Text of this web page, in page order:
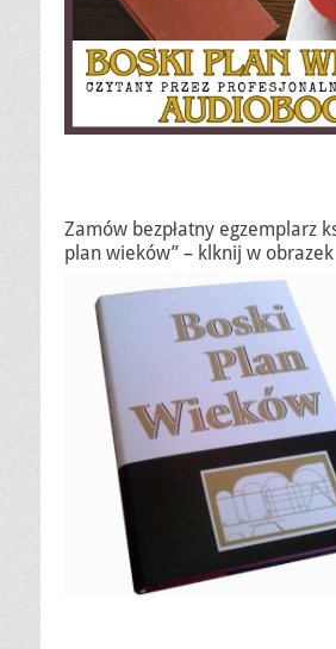
Zamów bezpłatny egzemplarz
plan wieków” – klknij w obrazek